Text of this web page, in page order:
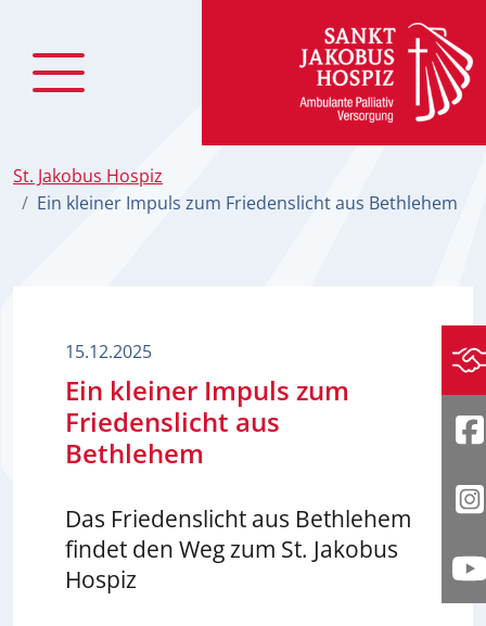
St. Jakobus Hospiz
Ein kleiner Impuls zum Friedenslicht aus Bethlehem
15.12.2025
Ein kleiner Impuls zum
Friedenslicht aus
Bethlehem
Das Friedenslicht aus Bethlehem
findet den Weg zum St. Jakobus
Hospiz